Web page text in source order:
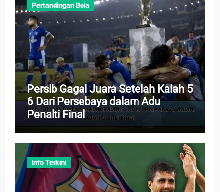
Pertandingan Bola
Persib Gagal Juara Setelah Kalah 5
6 Dari Persebaya dalam Adu
Penalti Final
Info Terkini